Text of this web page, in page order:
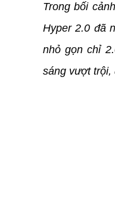
Trong bối
Hyper 2.0 đã
nhỏ gọn chỉ
sáng vượt trội,